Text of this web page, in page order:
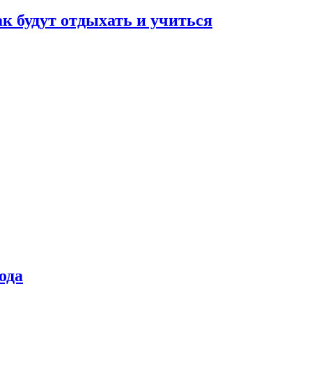
будут отдыхать и учиться